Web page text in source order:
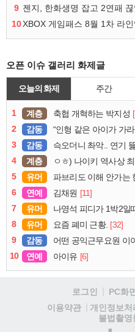
9 젠지, 한화생명 잡고 2연패
10
오픈 이슈 갤러리 화제글
오늘의 화제 주간
1 계층 축협 개혁하는 박지성
2
감동 “인형 같은 아이가 가라앉는데
3
감동 슥오더니 촤악.. 연기 뚫고는
4
계층 ㅇㅎ) 나이키 역사상
5
유머 파브리도 이해 안가는
6
연예 김채원 [11]
7
유머 나영석 피디가 1박2일
8
유머 요즘 폐미 근황. [32]
9
감동 어떤 공익근무요원 이
10
연예 아이유 [6]
로그인 PC화면
이용약관
개인정보처
불법촬영